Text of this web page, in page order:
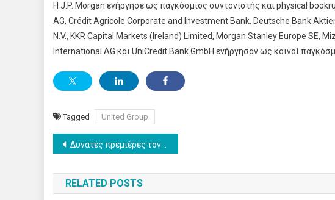
Η J.P. Morgan ενήργησε ως παγκόσμιος συντονιστής και physical
AG, Crédit Agricole Corporate and Investment Bank, Deutsche Bank
N.V., KKR Capital Markets (Ireland) Limited, Morgan Stanley Europe SE,
International AG και UniCredit Bank GmbH ενήργησαν ως κοινοί
Tagged United Group
Post
navigation
Δυνατές πρεμιέρες τον Φεβρουάριο στο ERTFLIX και στην ΕΡΤ1
RELATED POSTS